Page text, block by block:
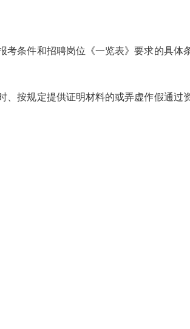
条件和招聘岗位《一览表》要求的具体
按规定提供证明材料的或弄虚作假通过